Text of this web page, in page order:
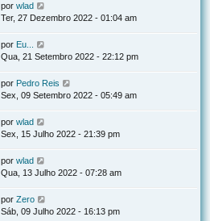
por wlad
Ter, 27 Dezembro 2022 - 01:04 am
por Eu...
Qua, 21 Setembro 2022 - 22:12 pm
por Pedro Reis
Sex, 09 Setembro 2022 - 05:49 am
por wlad
Sex, 15 Julho 2022 - 21:39 pm
por wlad
Qua, 13 Julho 2022 - 07:28 am
por Zero
Sáb, 09 Julho 2022 - 16:13 pm